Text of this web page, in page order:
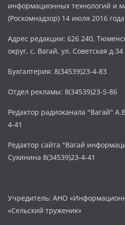
информационных технологий и
(Роскомнадзор) 14 июля 2016
Адрес редакции: 626 240,
округ, с. Вагай, ул. Советская д.34
Бухгалтерия: 8(34539)23-4-83
Отдел рекламы: 8(34539)23-5-86
Редактор радиоканала "Вагай"
4-41
Редактор сайта "Вагай
Сухинина 8(34539)23-4-41
Учредитель: АНО
«Сельский труженик»